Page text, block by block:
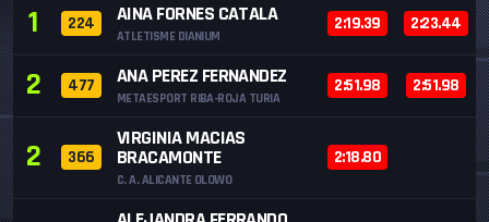
1 224 AINA FORNES CATALA
ATLETISME DIANIUM
2:19.39 2:23.44
2 477 ANA PEREZ FERNANDEZ
METAESPORT RIBA-ROJA TURIA
2:51.98 2:51.98
2 366
VIRGINIA MACIAS
BRACAMONTE
C. A. ALICANTE OLOWO
2:18.80